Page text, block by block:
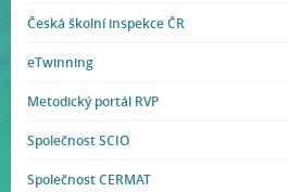
Česká školní inspekce ČR
eTwinning
Metodický portál RVP
Společnost SCIO
Společnost CERMAT